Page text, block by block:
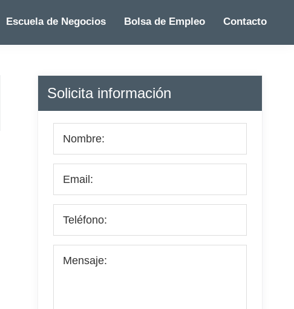
Escuela de Negocios Bolsa de Empleo Contacto
Barra
lateral
principal
Solicita información